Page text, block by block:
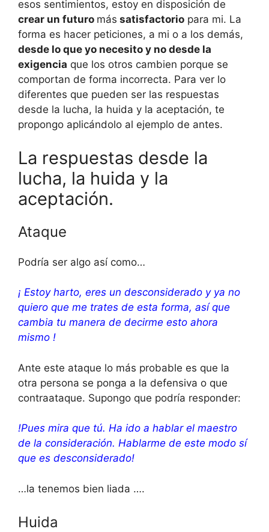
esos sentimientos, estoy en disposición de
crear un futuro más satisfactorio para mi. La
forma es hacer peticiones, a mi o a los demás,
desde lo que yo necesito y no desde la
exigencia que los otros cambien porque se
comportan de forma incorrecta. Para ver lo
diferentes que pueden ser las respuestas
desde la lucha, la huida y la aceptación, te
propongo aplicándolo al ejemplo de antes.
La respuestas desde la
lucha, la huida y la
aceptación.
Ataque
Podría ser algo así como…
¡ Estoy harto, eres un desconsiderado y ya no
quiero que me trates de esta forma, así que
cambia tu manera de decirme esto ahora
mismo !
Ante este ataque lo más probable es que la
otra persona se ponga a la defensiva o que
contraataque. Supongo que podría responder:
!Pues mira que tú. Ha ido a hablar el maestro
de la consideración. Hablarme de este modo sí
que es desconsiderado!
…la tenemos bien liada ….
Huida